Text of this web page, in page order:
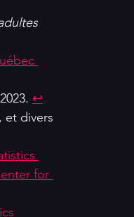
↩
et divers
for